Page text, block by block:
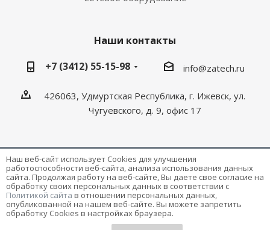
Наши контакты
+7 (3412) 55-15-98
info@zatech.ru
426063, Удмуртская Республика, г. Ижевск, ул.
Чугуевского, д. 9, офис 17
Разработка и поддержка сайта -Victory
Наш веб-сайт использует Cookies для улучшения
работоспособности веб-сайта, анализа использования данных
сайта. Продолжая работу на веб-сайте, Вы даете свое согласие на
обработку своих персональных данных в соответствии с
Политикой сайта в отношении персональных данных,
опубликованной на нашем веб-сайте. Вы можете запретить
обработку Cookies в настройках браузера.